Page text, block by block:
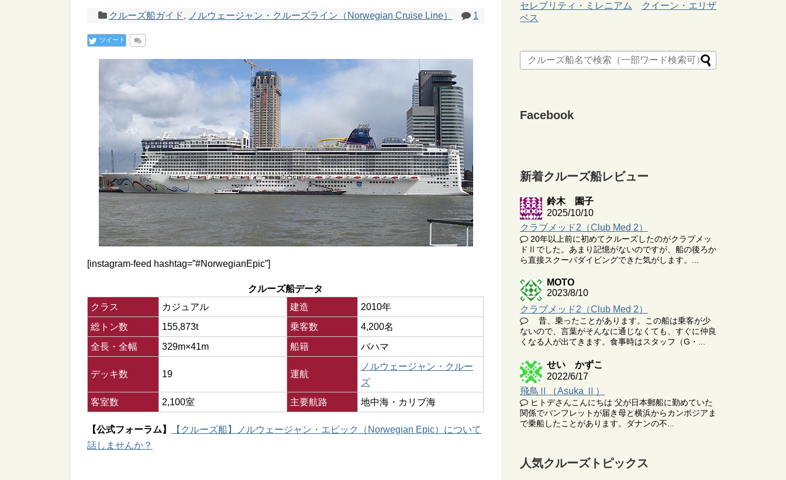
クルーズ船ガイド, ノルウェージャン・クルーズライン（Norwegian Cruise Line） 1
ツイート
[instagram-feed hashtag=”#NorwegianEpic”]
クルーズ船データ
クラス
カジュアル 建造
2010年
総トン数
155,873t 乗客数
4,200名
全長・全幅
329m×41m 船籍 バハマ
デッキ数 19 運航
ノルウェージャン・クルー
ズ
客室数
2,100室 主要航路 地中海・カリブ海
【公式フォーラム】
【クルーズ船】ノルウェージャン・エピック（Norwegian Epic）について
話しませんか？
セレブリティ・ミレニアム
クイーン・エリザ
ベス
Facebook
新着クルーズ船レビュー
鈴木 園子
2025/10/10
クラブメッド2（Club Med 2）
20年以上前に初めてクルーズしたのがクラブメッ
ドⅡでした。あまり記憶がないのですが、船の後ろか
ら直接スクーバダイビングできた気がします。...
MOTO
2023/8/10
クラブメッド2（Club Med 2）
昔、乗ったことがあります。この船は乗客が少
ないので、言葉がそんなに通じなくても、すぐに仲良
くなる人が出てきます。食事時はスタッフ（G・...
せい かずこ
2022/6/17
飛鳥Ⅱ（Asuka Ⅱ）
ヒトデさんこんにちは 父が日本郵船に勤めていた
関係でパンフレットが届き母と横浜からカンボジアま
で乗船したことがあります。ダナンの不...
人気クルーズトピックス